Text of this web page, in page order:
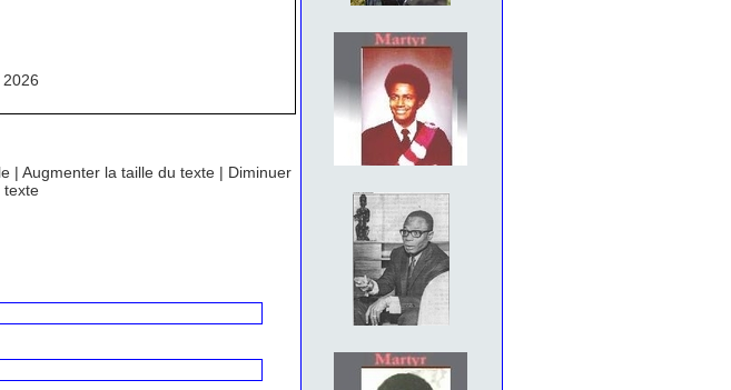
| Augmenter la taille du texte | Diminuer
texte